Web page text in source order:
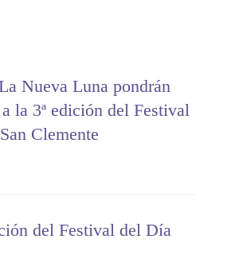
Nueva Luna pondrán
la 3ª edición del Festival
Clemente
del Festival del Día